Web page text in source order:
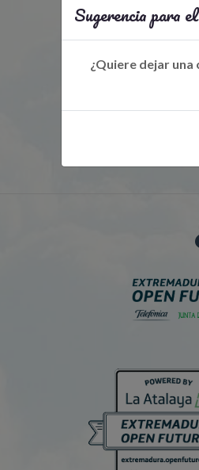
Sugerencia para
¿Quiere dejar una